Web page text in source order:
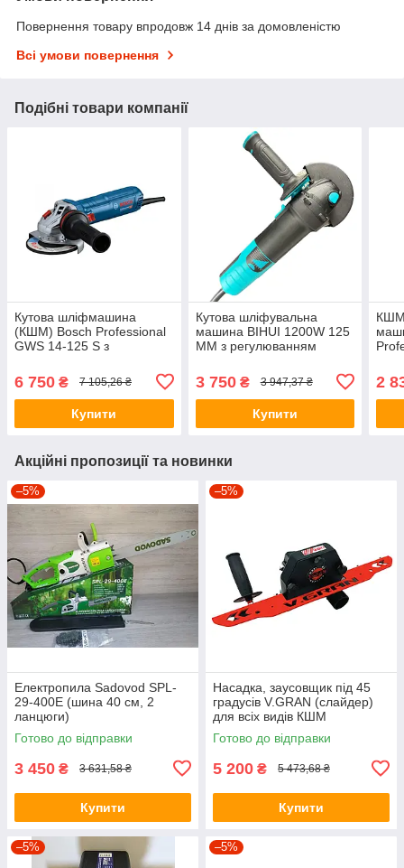
Повернення товару впродовж 14 днів за домовленістю
Всі умови повернення
Подібні товари компанії
Кутова шліфмашина
(КШМ) Bosch Professional
GWS 14-125 S з
6 750 ₴ 7 105,26 ₴
Купити
Кутова шліфувальна
машина BIHUI 1200W 125
ММ з регулюванням
3 750₴ 3 947,37 ₴
Купити
КШМ
2
Акційні пропозиції та новинки
–5%
Електропила Sadovod SPL-
29-400E (шина 40 см, 2
ланцюги)
Готово до відправки
3 450 ₴ 3 631,58 ₴
Купити
–5%
Насадка, заусовщик під 45
градусів V.GRAN (слайдер)
для всіх видів КШМ
Готово до відправки
5 200 ₴ 5 473,68 ₴
Купити
–5% –5%